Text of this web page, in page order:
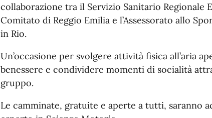
collaborazione tra il Servizio Sanitario Regionale
Comitato di Reggio Emilia e l’Assessorato allo
in Rio.
Un’occasione per svolgere attività fisica all’aria
benessere e condividere momenti di socialità
gruppo.
Le camminate, gratuite e aperte a tutti, saranno